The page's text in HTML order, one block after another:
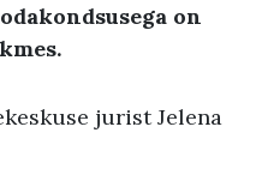
on
jurist Jelena